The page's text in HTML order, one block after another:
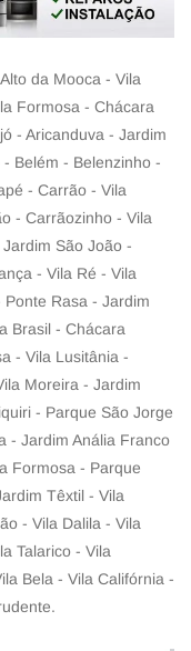
da Mooca - Vila
Formosa - Chácara
- Aricanduva - Jardim
Belém - Belenzinho -
- Carrão - Vila
- Carrãozinho - Vila
São João -
- Vila Ré - Vila
Rasa - Jardim
Brasil - Chácara
- Vila Lusitânia -
Moreira - Jardim
- Parque São Jorge
- Jardim Anália Franco
Formosa - Parque
Têxtil - Vila
- Vila Dalila - Vila
Talarico - Vila
Bela - Vila Califórnia -